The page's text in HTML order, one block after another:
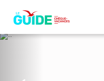
contenu
principal